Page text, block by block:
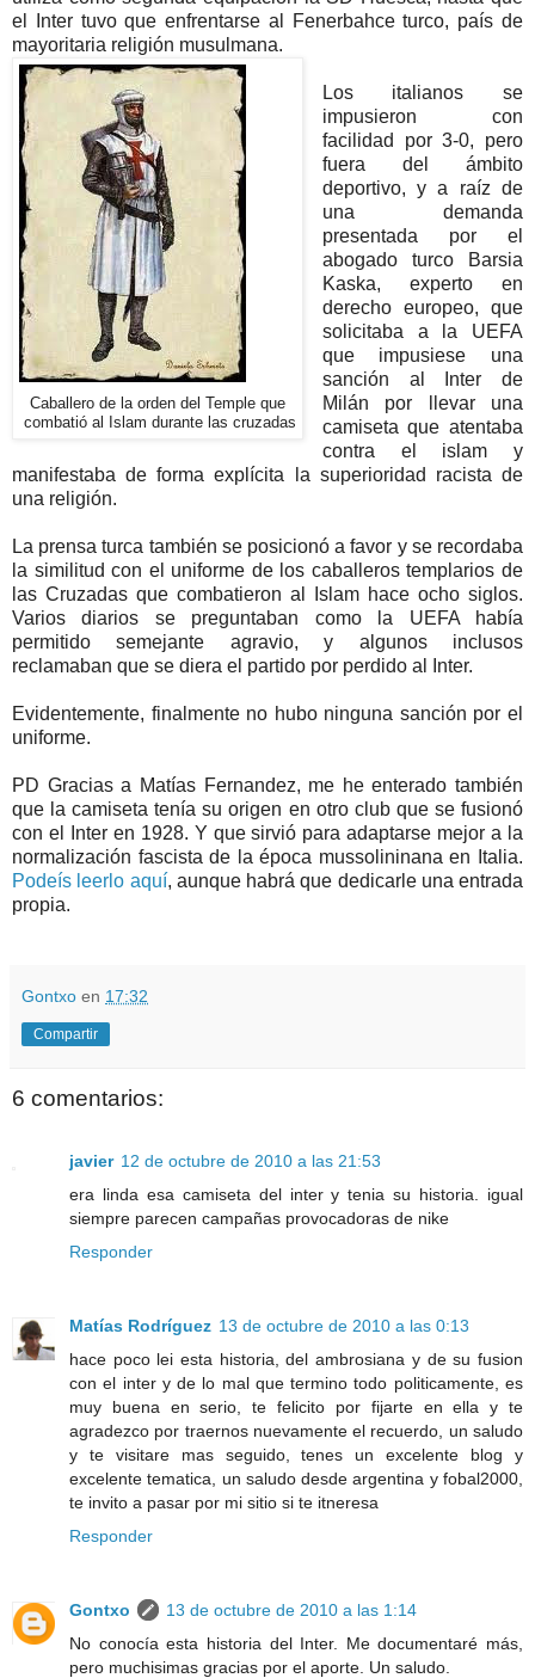
el Inter tuvo que enfrentarse al Fenerbahce turco, país de
mayoritaria religión musulmana.
Caballero de la orden del Temple que
combatió al Islam durante las cruzadas
Los italianos se
impusieron con
facilidad por 3-0, pero
fuera del ámbito
deportivo, y a raíz de
una demanda
presentada por el
abogado turco Barsia
Kaska, experto en
derecho europeo, que
solicitaba a la UEFA
que impusiese una
sanción al Inter de
Milán por llevar una
camiseta que atentaba
contra el islam y
manifestaba de forma explícita la superioridad racista de
una religión.
La prensa turca también se posicionó a favor y se recordaba
la similitud con el uniforme de los caballeros templarios de
las Cruzadas que combatieron al Islam hace ocho siglos.
Varios diarios se preguntaban como la UEFA había
permitido semejante agravio, y algunos inclusos
reclamaban que se diera el partido por perdido al Inter.
Evidentemente, finalmente no hubo ninguna sanción por el
uniforme.
PD Gracias a Matías Fernandez, me he enterado también
que la camiseta tenía su origen en otro club que se fusionó
con el Inter en 1928. Y que sirvió para adaptarse mejor a la
normalización fascista de la época mussolininana en Italia.
Podeís leerlo aquí, aunque habrá que dedicarle una entrada
propia.
Gontxo en 17:32
Compartir
6 comentarios:
javier 12 de octubre de 2010 a las 21:53
era linda esa camiseta del inter y tenia su historia. igual
siempre parecen campañas provocadoras de nike
Responder
Matías Rodríguez 13 de octubre de 2010 a las 0:13
hace poco lei esta historia, del ambrosiana y de su fusion
con el inter y de lo mal que termino todo politicamente, es
muy buena en serio, te felicito por fijarte en ella y te
agradezco por traernos nuevamente el recuerdo, un saludo
y te visitare mas seguido, tenes un excelente blog y
excelente tematica, un saludo desde argentina y fobal2000,
te invito a pasar por mi sitio si te itneresa
Responder
Gontxo
13 de octubre de 2010 a las 1:14
No conocía esta historia del Inter. Me documentaré más,
pero muchisimas gracias por el aporte. Un saludo.